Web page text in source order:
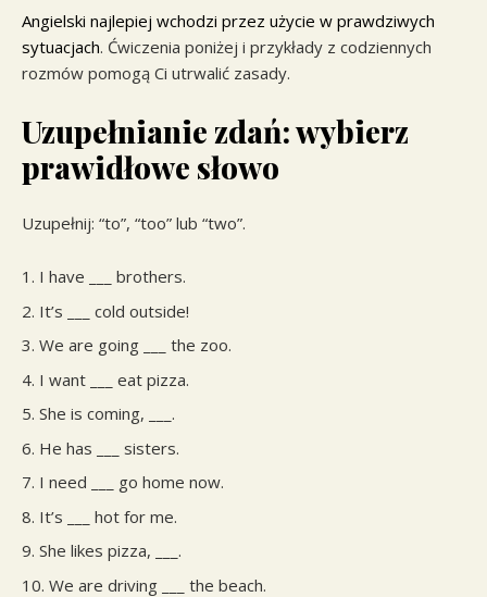
Angielski najlepiej wchodzi przez użycie w prawdziwych
sytuacjach. Ćwiczenia poniżej i przykłady z codziennych
rozmów pomogą Ci utrwalić zasady.
Uzupełnianie zdań: wybierz
prawidłowe słowo
Uzupełnij: “to”, “too” lub “two”.
I have ___ brothers.
It’s ___ cold outside!
We are going ___ the zoo.
I want ___ eat pizza.
She is coming, ___.
He has ___ sisters.
I need ___ go home now.
It’s ___ hot for me.
She likes pizza, ___.
We are driving ___ the beach.